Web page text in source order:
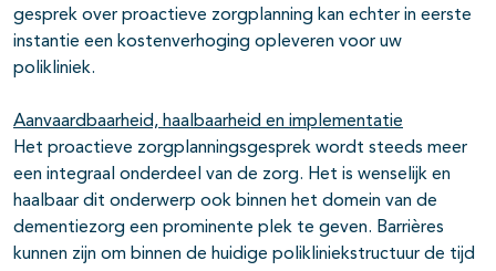
gesprek over proactieve zorgplanning kan echter in eerste
instantie een kostenverhoging opleveren voor uw
polikliniek.
Aanvaardbaarheid, haalbaarheid en implementatie
Het proactieve zorgplanningsgesprek wordt steeds meer
een integraal onderdeel van de zorg. Het is wenselijk en
haalbaar dit onderwerp ook binnen het domein van de
dementiezorg een prominente plek te geven. Barrières
kunnen zijn om binnen de huidige polikliniekstructuur de tijd